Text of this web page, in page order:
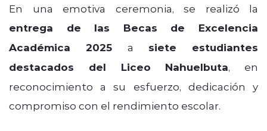
En una emotiva ceremonia, se realizó la
entrega de las Becas de Excelencia
Académica 2025 a siete estudiantes
destacados del Liceo Nahuelbuta, en
reconocimiento a su esfuerzo, dedicación y
compromiso con el rendimiento escolar.